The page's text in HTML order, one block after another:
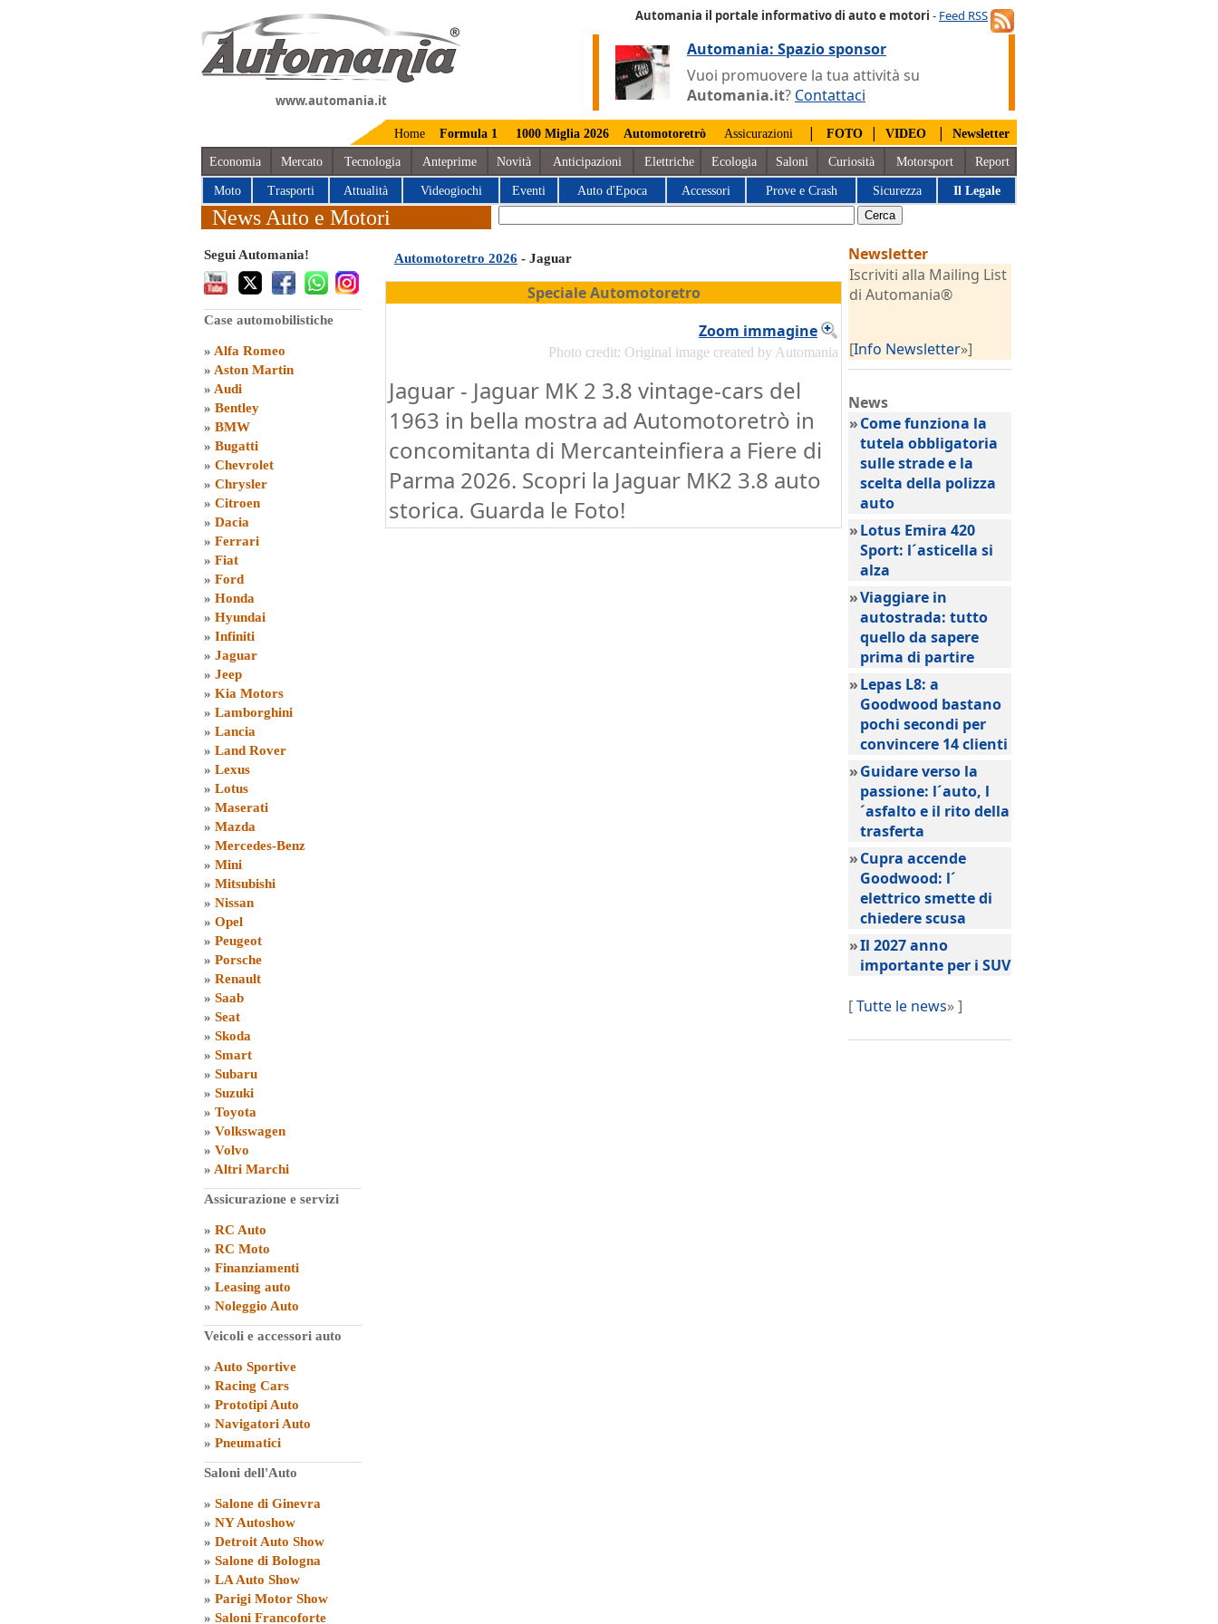
www.automania.it
Automania il portale informativo di auto e motori - Feed RSS
Automania: Spazio sponsor
Vuoi promuovere la tua attività su
Automania.it? Contattaci
Home Formula 1 1000 Miglia 2026 Automotoretrò Assicurazioni | FOTO | VIDEO | Newsletter
Economia Mercato Tecnologia Anteprime Novità Anticipazioni Elettriche Ecologia Saloni Curiosità Motorsport Report
Moto Trasporti Attualità Videogiochi Eventi Auto d'Epoca Accessori Prove e Crash Sicurezza Il Legale
News Auto e Motori
Segui Automania!
Case automobilistiche
» Alfa Romeo
» Aston Martin
» Audi
» Bentley
» BMW
» Bugatti
» Chevrolet
» Chrysler
» Citroen
» Dacia
» Ferrari
» Fiat
» Ford
» Honda
» Hyundai
» Infiniti
» Jaguar
» Jeep
» Kia Motors
» Lamborghini
» Lancia
» Land Rover
» Lexus
» Lotus
» Maserati
» Mazda
» Mercedes-Benz
» Mini
» Mitsubishi
» Nissan
» Opel
» Peugeot
» Porsche
» Renault
» Saab
» Seat
» Skoda
» Smart
» Subaru
» Suzuki
» Toyota
» Volkswagen
» Volvo
» Altri Marchi
Assicurazione e servizi
» RC Auto
» RC Moto
» Finanziamenti
» Leasing auto
» Noleggio Auto
Veicoli e accessori auto
» Auto Sportive
» Racing Cars
» Prototipi Auto
» Navigatori Auto
» Pneumatici
Saloni dell'Auto
» Salone di Ginevra
» NY Autoshow
» Detroit Auto Show
» Salone di Bologna
» LA Auto Show
» Parigi Motor Show
» Saloni Francoforte
Automotoretro 2026 - Jaguar
Speciale Automotoretro
Zoom immagine
Photo credit: Original image created by Automania
Jaguar - Jaguar MK 2 3.8 vintage-cars del
1963 in bella mostra ad Automotoretrò in
concomitanta di Mercanteinfiera a Fiere di
Parma 2026. Scopri la Jaguar MK2 3.8 auto
storica. Guarda le Foto!
Newsletter
Iscriviti alla Mailing List
di Automania®
[Info Newsletter»]
News
»Come funziona la
tutela obbligatoria
sulle strade e la
scelta della polizza
auto
»Lotus Emira 420
Sport: l´asticella si
alza
»Viaggiare in
autostrada: tutto
quello da sapere
prima di partire
»Lepas L8: a
Goodwood bastano
pochi secondi per
convincere 14 clienti
»Guidare verso la
passione: l´auto, l
´asfalto e il rito della
trasferta
»Cupra accende
Goodwood: l´
elettrico smette di
chiedere scusa
»Il 2027 anno
importante per i SUV
[Tutte le news» ]